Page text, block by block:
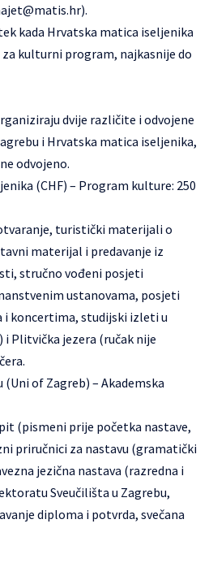
).
kada Hrvatska matica iseljenika
kulturni program, najkasnije do
dvije različite i odvojene
i Hrvatska matica iseljenika,
odvojeno.
(CHF) – Program kulture: 250
turistički materijali o
materijal i predavanje iz
stručno vođeni posjeti
ustanovama, posjeti
i koncertima, studijski izleti u
Plitvička jezera (ručak nije
(Uni of Zagreb) – Akademska
(pismeni prije početka nastave,
priručnici za nastavu (gramatički
jezična nastava (razredna i
Sveučilišta u Zagrebu,
diploma i potvrda, svečana